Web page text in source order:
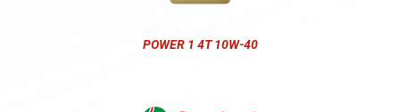
POWER 1 4T 10W-40